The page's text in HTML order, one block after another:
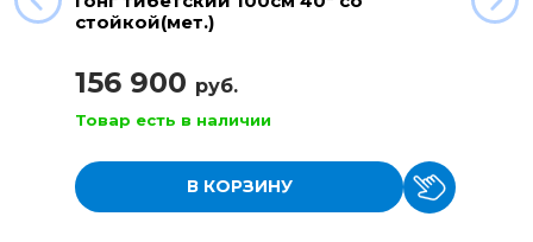
стойкой(мет.)
156 900 руб.
Товар есть в наличии
В КОРЗИНУ